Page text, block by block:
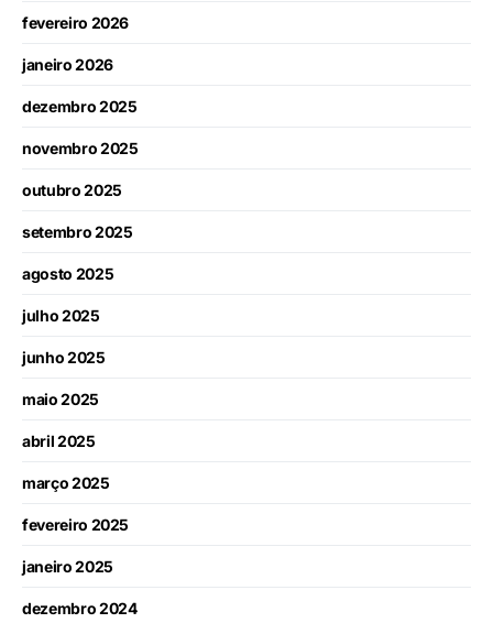
fevereiro 2026
janeiro 2026
dezembro 2025
novembro 2025
outubro 2025
setembro 2025
agosto 2025
julho 2025
junho 2025
maio 2025
abril 2025
março 2025
fevereiro 2025
janeiro 2025
dezembro 2024